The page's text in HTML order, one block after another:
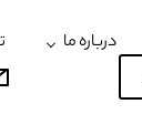
درباره ما